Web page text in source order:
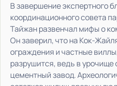
В завершение экспертного
координационного совета
Тайжан развенчал мифы о
Он заверил, что на Кок-
ограждения и частные
разрушится, ведь в урочище
цементный завод.